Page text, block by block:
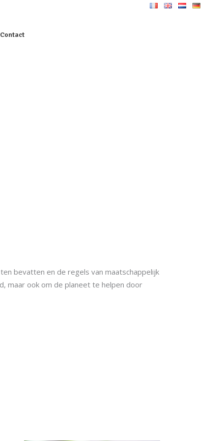
Contact
bevatten en de regels van maatschappelijk
maar ook om de planeet te helpen door